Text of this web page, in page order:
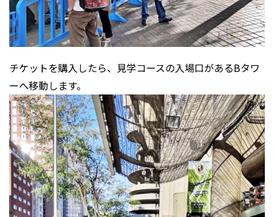
チケットを購入したら、見学コースの入場口があるBタワ
ーへ移動します。